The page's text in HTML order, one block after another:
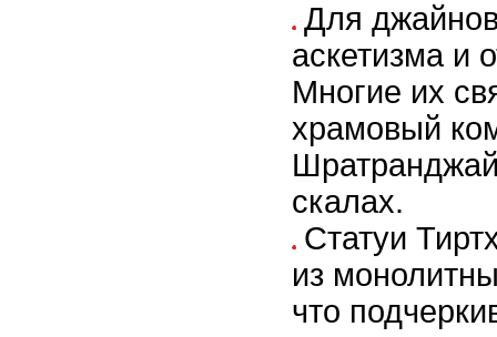
Для
аскетизма и
Многие их
храмовый
скалах.
Статуи
из
что